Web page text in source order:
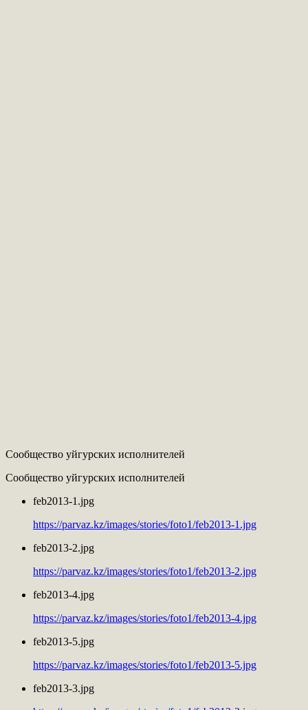
Сообщество уйгурских исполнителей
Сообщество уйгурских исполнителей
feb2013-1.jpg
https://parvaz.kz/images/stories/foto1/feb2013-1.jpg
feb2013-2.jpg
https://parvaz.kz/images/stories/foto1/feb2013-2.jpg
feb2013-4.jpg
https://parvaz.kz/images/stories/foto1/feb2013-4.jpg
feb2013-5.jpg
https://parvaz.kz/images/stories/foto1/feb2013-5.jpg
feb2013-3.jpg